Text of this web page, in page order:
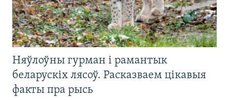
Няўлоўны гурман і рамантык
беларускіх лясоў. Расказваем цікавыя
факты пра рысь